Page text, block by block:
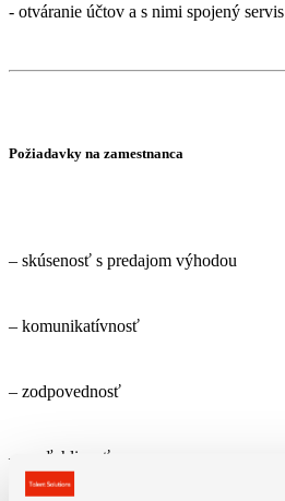
- otváranie účtov a s nimi spojený servis
Požiadavky na zamestnanca
– skúsenosť s predajom výhodou
– komunikatívnosť
– zodpovednosť
– spoľahlivosť